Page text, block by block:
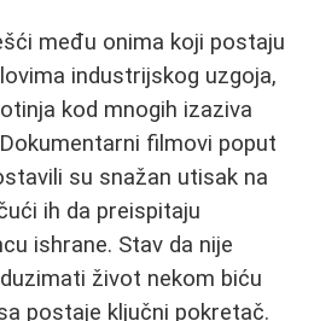
među onima koji postaju
industrijskog uzgoja,
kod mnogih izaziva
filmovi poput
su snažan utisak na
ih da preispitaju
ishrane. Stav da nije
život nekom biću
postaje ključni pokretač.